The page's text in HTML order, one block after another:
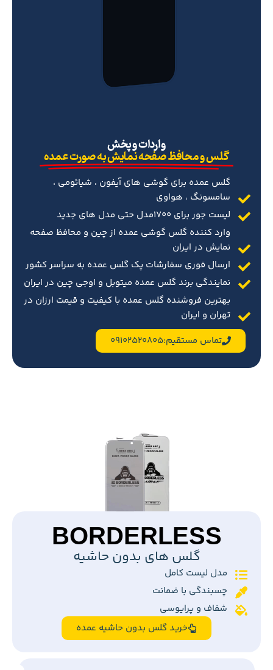
‌واردات و پخش
گلس و محافظ صفحه نمایش به صورت عمده
گلس عمده برای گوشی های آیفون ، شیائومی ،
سامسونگ ، هواوی
لیست جور برای 1700مدل حتی مدل های جدید
وارد کننده گلس گوشی عمده از چین و محافظ صفحه
نمایش در ایران
ارسال فوری سفارشات پک گلس عمده به سراسر کشور
نمایندگی برند گلس عمده میتوبل و اوجی چین در ایران
بهترین فروشنده گلس عمده با کیفیت و قیمت ارزان در
تهران و ایران
تماس مستقیم:09102520805
BORDERLESS
گلس های بدون حاشیه
مدل لیست کامل
چسبندگی با ضمانت
شفاف و پرایوسی
خرید گلس بدون حاشیه عمده